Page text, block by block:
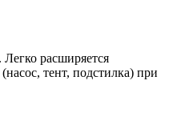
Легко расширяется
тент, подстилка) при